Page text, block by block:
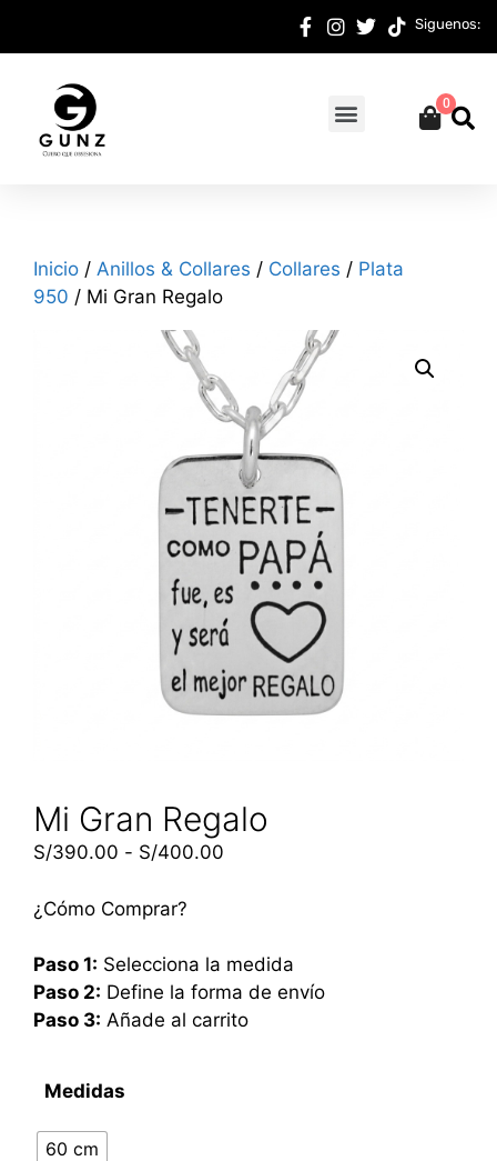
Siguenos:
0
Inicio / Anillos & Collares / Collares / Plata
950 / Mi Gran Regalo
Mi Gran Regalo
S/390.00 - S/400.00
¿Cómo Comprar?
Paso 1: Selecciona la medida
Paso 2: Define la forma de envío
Paso 3: Añade al carrito
Medidas
60 cm